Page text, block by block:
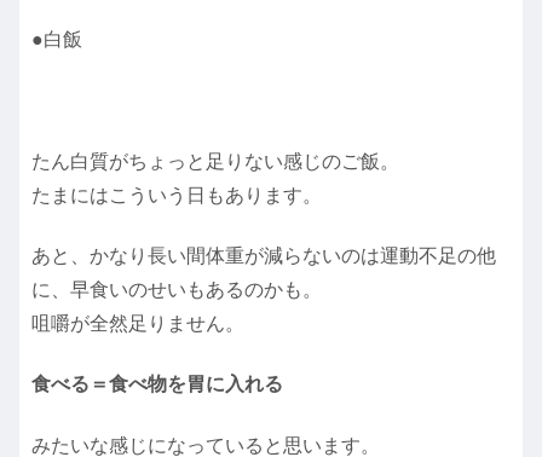
●白飯
たん白質がちょっと足りない感じのご飯。
たまにはこういう日もあります。
あと、かなり長い間体重が減らないのは運動不足の他
に、早食いのせいもあるのかも。
咀嚼が全然足りません。
食べる＝食べ物を胃に入れる
みたいな感じになっていると思います。